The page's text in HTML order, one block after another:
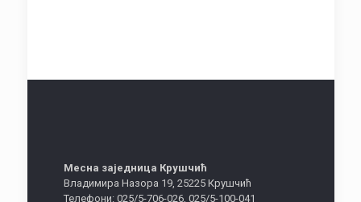
Месна заједница Крушчић
Владимира Назора 19, 25225 Крушчић
Телефони: 025/5-706-026, 025/5-100-041